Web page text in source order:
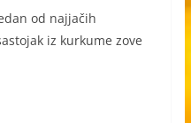
od najjačih
iz kurkume zove